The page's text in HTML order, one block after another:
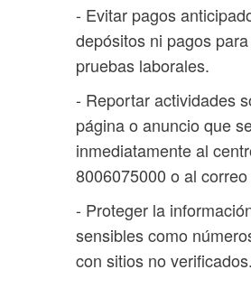
- Evitar pagos
depósitos ni pagos
pruebas laborales.
- Reportar actividades
página o anuncio que
inmediatamente al
8006075000 o al
- Proteger la
sensibles como
con sitios no verificados.